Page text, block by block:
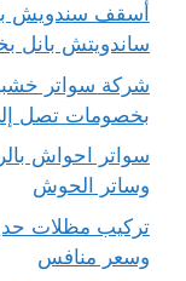
أسقف سندويش
ساندويتش بانل
شركة سواتر
بخصومات تصل إلي
سواتر احواش
وساتر الحوش
تركيب مظلات
وسعر منافس